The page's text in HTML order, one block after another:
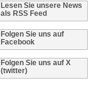
Lesen Sie unsere News
als RSS Feed
Folgen Sie uns auf
Facebook
Folgen Sie uns auf X
(twitter)